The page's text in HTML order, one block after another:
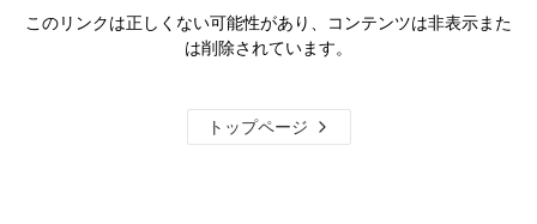
このリンクは正しくない可能性があり、コンテンツは非表示また
は削除されています。
トップページ